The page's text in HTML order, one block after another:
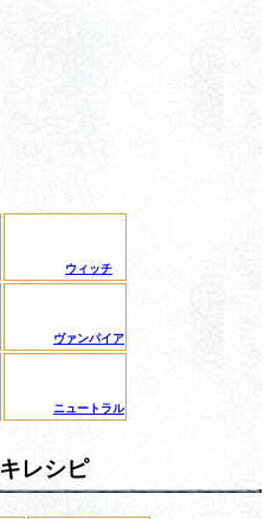
ウィッチ
ヴァンパイア
ニュートラル
レシピ